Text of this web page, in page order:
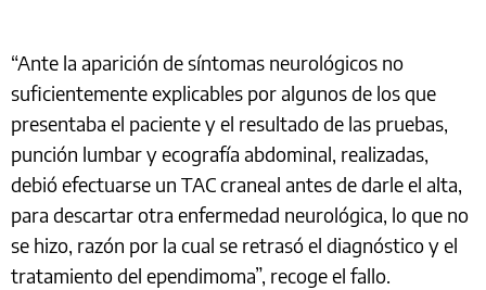
“Ante la aparición de síntomas neurológicos no
suficientemente explicables por algunos de los que
presentaba el paciente y el resultado de las pruebas,
punción lumbar y ecografía abdominal, realizadas,
debió efectuarse un TAC craneal antes de darle el alta,
para descartar otra enfermedad neurológica, lo que no
se hizo, razón por la cual se retrasó el diagnóstico y el
tratamiento del ependimoma”, recoge el fallo.